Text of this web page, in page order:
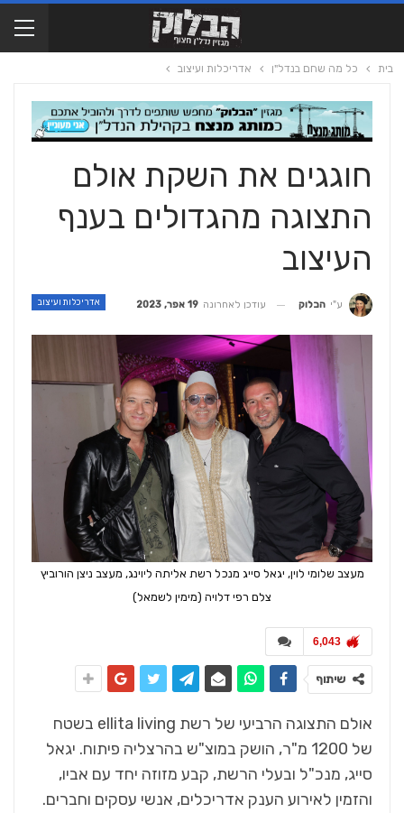
בית כל מה שחם בנדל"ן אדריכלות ועיצוב
חוגגים את השקת אולם
התצוגה מהגדולים בענף
העיצוב
אדריכלות ועיצוב ע"י הבלוק עודכן לאחרונה 19 אפר, 2023
מעצב שלומי לוין, יגאל סייג מנכל רשת אליתה ליוינג, מעצב ניצן הורוביץ
צלם רפי דלויה (מימין לשמאל)
6,043
שיתוף
אולם התצוגה הרביעי של רשת ellita living בשטח
של 1200 מ"ר, הושק במוצ"ש בהרצליה פיתוח. יגאל
סייג, מנכ"ל ובעלי הרשת, קבע מזוזה יחד עם אביו,
והזמין לאירוע הענק אדריכלים, אנשי עסקים וחברים.